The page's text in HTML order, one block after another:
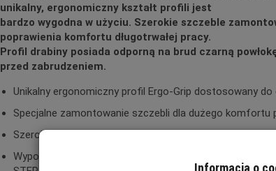
unikalny, ergonomiczny kształt profili jest
bardzo wygodna w użyciu. Szerokie szczeble
poprawienia komfortu długotrwałej pracy.
Profil drabiny posiada odporną na brud czarną
przed zabrudzeniem.
Unikalny ergonomiczny profil Ergo-Grip dostosowany do
Specjalne zamontowanie szczebli dla dużego komfortu
Szeroka (41 mm) antypoślizgowa powierzchnia szczebli
Wyposażona w czerwony stopień Altrex (RED
Informacja o